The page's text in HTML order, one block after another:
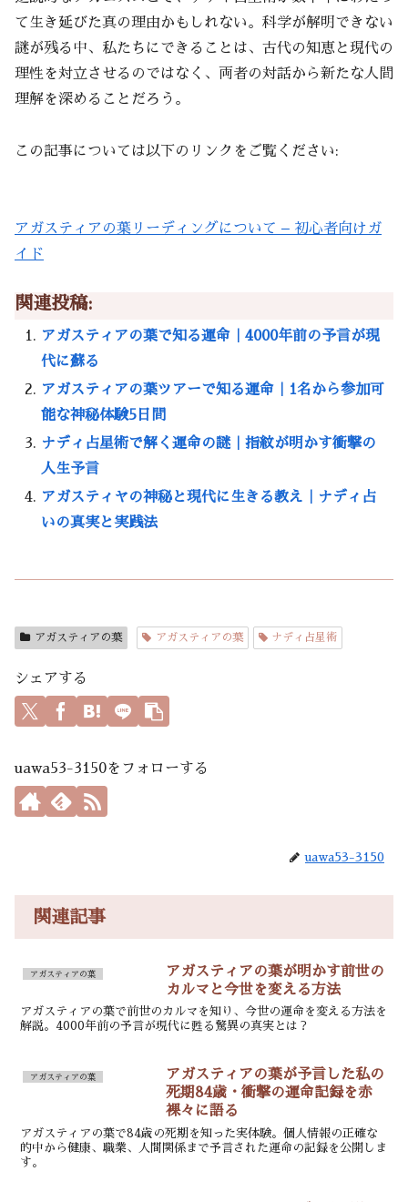
て生き延びた真の理由かもしれない。科学が解明できない
謎が残る中、私たちにできることは、古代の知恵と現代の
理性を対立させるのではなく、両者の対話から新たな人間
理解を深めることだろう。
この記事については以下のリンクをご覧ください:
アガスティアの葉リーディングについて – 初心者向けガ
イド
関連投稿:
アガスティアの葉で知る運命｜4000年前の予言が現
代に蘇る
アガスティアの葉ツアーで知る運命｜1名から参加可
能な神秘体験5日間
ナディ占星術で解く運命の謎｜指紋が明かす衝撃の
人生予言
アガスティヤの神秘と現代に生きる教え｜ナディ占
いの真実と実践法
アガスティアの葉 アガスティアの葉 ナディ占星術
シェアする
uawa53-3150をフォローする
uawa53-3150
関連記事
アガスティアの葉
アガスティアの葉が明かす前世の
カルマと今世を変える方法
アガスティアの葉で前世のカルマを知り、今世の運命を変える方法を
解説。4000年前の予言が現代に甦る驚異の真実とは？
アガスティアの葉
アガスティアの葉が予言した私の
死期84歳・衝撃の運命記録を赤
裸々に語る
アガスティアの葉で84歳の死期を知った実体験。個人情報の正確な
的中から健康、職業、人間関係まで予言された運命の記録を公開しま
す。